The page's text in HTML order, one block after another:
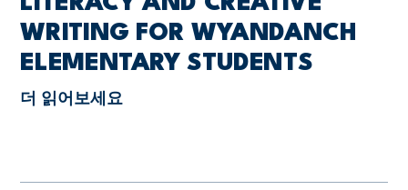
WRITING FOR WYANDANCH
ELEMENTARY STUDENTS
더 읽어보세요